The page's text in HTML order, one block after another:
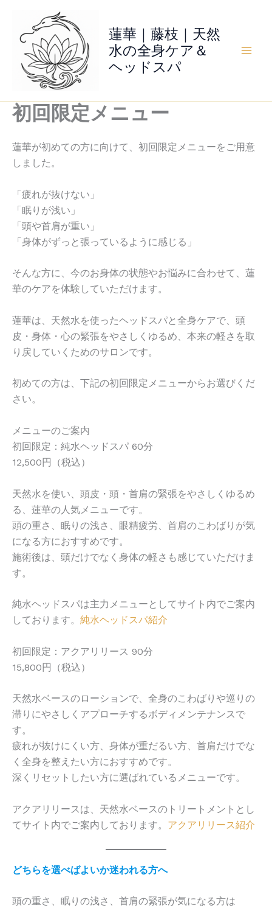
プ
蓮華｜藤枝｜天然
水の全身ケア＆
ヘッドスパ
初回限定メニュー
蓮華が初めての方に向けて、初回限定メニューをご用意
しました。
「疲れが抜けない」
「眠りが浅い」
「頭や首肩が重い」
「身体がずっと張っているように感じる」
そんな方に、今のお身体の状態やお悩みに合わせて、蓮
華のケアを体験していただけます。
蓮華は、天然水を使ったヘッドスパと全身ケアで、頭
皮・身体・心の緊張をやさしくゆるめ、本来の軽さを取
り戻していくためのサロンです。
初めての方は、下記の初回限定メニューからお選びくだ
さい。
メニューのご案内
初回限定：純水ヘッドスパ 60分
12,500円（税込）
天然水を使い、頭皮・頭・首肩の緊張をやさしくゆるめ
る、蓮華の人気メニューです。
頭の重さ、眠りの浅さ、眼精疲労、首肩のこわばりが気
になる方におすすめです。
施術後は、頭だけでなく身体の軽さも感じていただけま
す。
純水ヘッドスパは主力メニューとしてサイト内でご案内
しております。 純水ヘッドスパ紹介
初回限定：アクアリリース 90分
15,800円（税込）
天然水ベースのローションで、全身のこわばりや巡りの
滞りにやさしくアプローチするボディメンテナンスで
す。
疲れが抜けにくい方、身体が重だるい方、首肩だけでな
く全身を整えたい方におすすめです。
深くリセットしたい方に選ばれているメニューです。
アクアリリースは、天然水ベースのトリートメントとし
てサイト内でご案内しております。 アクアリリース紹介
どちらを選べばよいか迷われる方へ
頭の重さ、眠りの浅さ、首肩の緊張が気になる方は